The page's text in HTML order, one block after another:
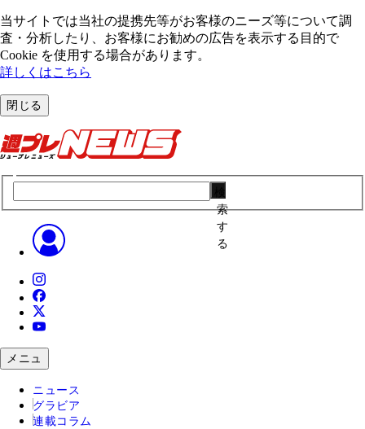
当サイトでは当社の提携先等がお客様のニーズ等について調
査・分析したり、お客様にお勧めの広告を表⽰する⽬的で
Cookie を使⽤する場合があります。
詳しくはこちら
閉じる
索
す
る
メニュ
ニュース
グラビア
連載コラム